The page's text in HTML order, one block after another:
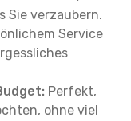
Sie verzaubern.
Service
Perfekt,
ohne viel